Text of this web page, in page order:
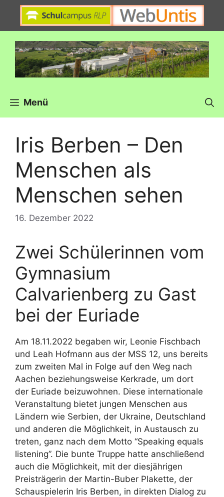
springen
Menü
Iris Berben – Den
Menschen als
Menschen sehen
16. Dezember 2022
Zwei Schülerinnen vom
Gymnasium
Calvarienberg zu Gast
bei der Euriade
Am 18.11.2022 begaben wir, Leonie Fischbach
und Leah Hofmann aus der MSS 12, uns bereits
zum zweiten Mal in Folge auf den Weg nach
Aachen beziehungsweise Kerkrade, um dort
der Euriade beizuwohnen. Diese internationale
Veranstaltung bietet jungen Menschen aus
Ländern wie Serbien, der Ukraine, Deutschland
und anderen die Möglichkeit, in Austausch zu
treten, ganz nach dem Motto “Speaking equals
listening”. Die bunte Truppe hatte anschließend
auch die Möglichkeit, mit der diesjährigen
Preisträgerin der Martin-Buber Plakette, der
Schauspielerin Iris Berben, in direkten Dialog zu